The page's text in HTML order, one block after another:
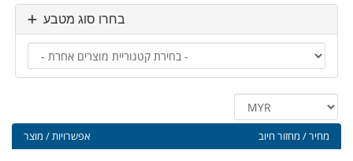
בחרו סוג מטבע
אפשרויות / מוצר מחיר / מחזור חיוב